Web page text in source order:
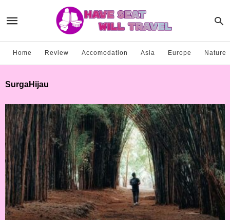
Home Review Accomodation Asia Europe Nature
SurgaHijau